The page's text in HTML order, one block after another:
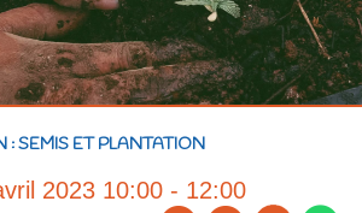
SEMIS ET PLANTATION
2023 10:00 - 12:00